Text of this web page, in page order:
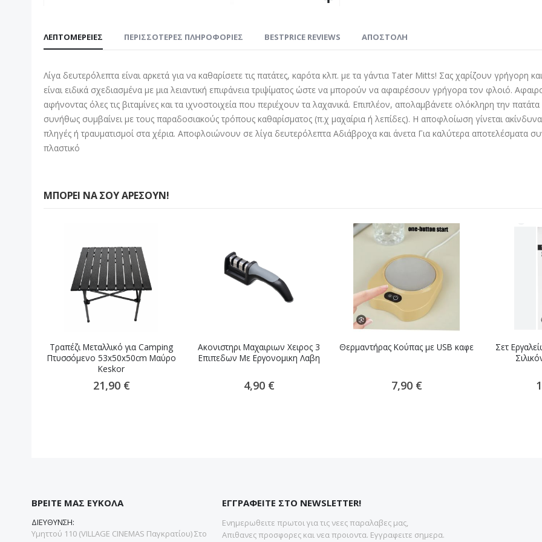
αρχή
συλλογής
εικόνων
ΛΕΠΤΟΜΈΡΕΙΕΣ
Λίγα δευτερόλεπτα είναι αρκετά για να καθαρίσετε τις πατάτες, καρότα κλπ. με τα γάντια Tater Mitts! Σας χαρίζουν γρήγορη
είναι ειδικά σχεδιασμένα με μια λειαντική επιφάνεια τριψίματος ώστε να μπορούν να αφαιρέσουν γρήγορα τον φλοιό.
αφήνοντας όλες τις βιταμίνες και τα ιχνοστοιχεία που περιέχουν τα λαχανικά. Επιπλέον, απολαμβάνετε ολόκληρη την
συνήθως συμβαίνει με τους παραδοσιακούς τρόπους καθαρίσματος (π.χ μαχαίρια ή λεπίδες). Η αποφλοίωση γίνεται
πληγές ή τραυματισμοί στα χέρια. Αποφλοιώνουν σε λίγα δευτερόλεπτα Αδιάβροχα και άνετα Για καλύτερα αποτελέσματα
πλαστικό
ΠΕΡΙΣΣΌΤΕΡΕΣ ΠΛΗΡΟΦΟΡΊΕΣ BESTPRICE REVIEWS ΑΠΟΣΤΟΛΗ
ΜΠΟΡΕΊ ΝΑ ΣΟΥ ΑΡΈΣΟΥΝ!
Τραπέζι Μεταλλικό για Camping
Πτυσσόμενο 53x50x50cm Μαύρο
Keskor
21,90 €
Ακονιστηρι Μαχαιριων Χειρος 3
Επιπεδων Με Εργονομικη Λαβη
4,90 €
Θερμαντήρας Κούπας με USB καφε
7,90 €
Σετ
ΒΡΕΙΤΕ ΜΑΣ ΕΥΚΟΛΑ
ΔΙΕΥΘΥΝΣΗ:
Υμηττού 110 (VILLAGE CINEMAS Παγκρατίου) Στο
ΕΓΓΡΑΦΕΙΤΕ ΣΤΟ NEWSLETTER!
Ενημερωθειτε πρωτοι για τις νεες παραλαβες μας,
Απιθανες προσφορες και νεα προιοντα. Εγγραφειτε σημερα.